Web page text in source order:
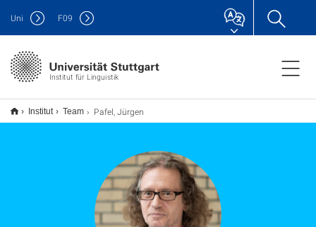
Institut für Linguistik
Uni F09
Institut Team Pafel, Jürgen